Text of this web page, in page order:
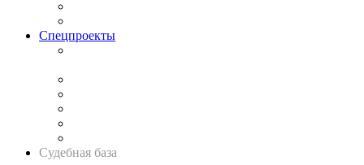
Спецпроекты
Судебная база